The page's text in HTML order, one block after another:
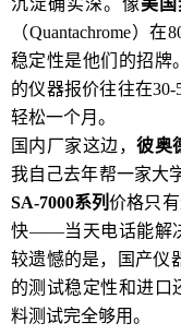
沉淀确实深。像美
（Quantachrome）
稳定性是他们的招牌
的仪器报价往往在
轻松一个月。
国内厂家这边，彼奥
我自己去年帮一家大
SA-7000系列价格只
快——当天电话能解
较遗憾的是，国产仪
的测试稳定性和进口
料测试完全够用。